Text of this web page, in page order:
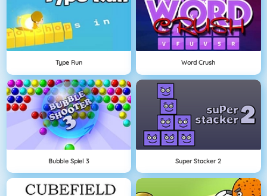
Type Run Word Crush
Bubble Spiel 3 Super Stacker 2